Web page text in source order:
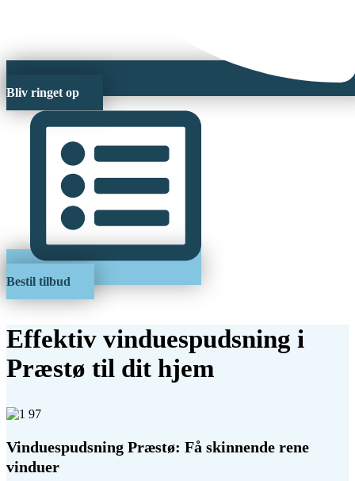
Bliv ringet op
Bestil tilbud
Effektiv vinduespudsning i
Præstø til dit hjem
Vinduespudsning Præstø: Få skinnende rene
vinduer